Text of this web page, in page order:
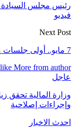
رئيس مجلس السيادة
فيديو
Next Post
7 مايو.. أولى جلسات محاكمة المتهم بقتل الطفلة السودانية جنيت
More from author
عاجل
وزارة المالية تحقق
وإجراءات إصلاحية
احدث الاخبار